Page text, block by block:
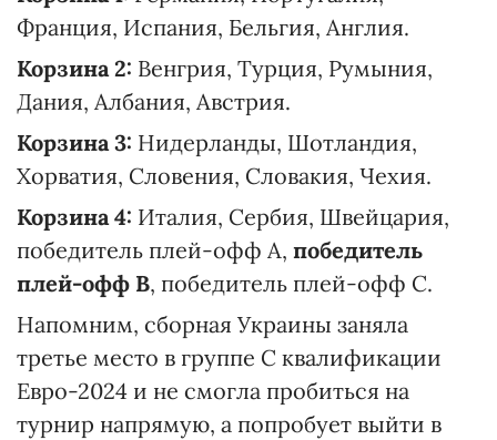
Франция, Испания, Бельгия, Англия.
Корзина 2: Венгрия, Турция, Румыния,
Дания, Албания, Австрия.
Корзина 3: Нидерланды, Шотландия,
Хорватия, Словения, Словакия, Чехия.
Корзина 4: Италия, Сербия, Швейцария,
победитель плей-офф A, победитель
плей-офф B, победитель плей-офф C.
Напомним, сборная Украины заняла
третье место в группе C квалификации
Евро-2024 и не смогла пробиться на
турнир напрямую, а попробует выйти в